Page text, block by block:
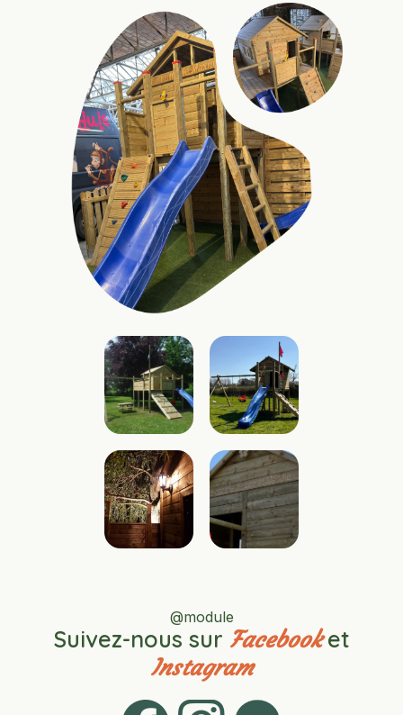
@module
Suivez-nous sur Facebooket
Instagram